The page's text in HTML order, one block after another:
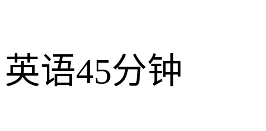
英语45分钟